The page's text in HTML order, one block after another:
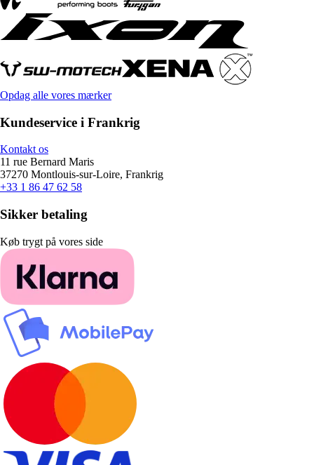
Opdag alle vores mærker
Kundeservice i Frankrig
Kontakt os
11 rue Bernard Maris
37270 Montlouis-sur-Loire, Frankrig
+33 1 86 47 62 58
Sikker betaling
Køb trygt på vores side